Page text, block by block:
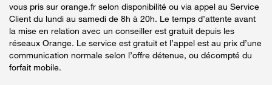
vous pris sur orange.fr selon disponibilité ou via appel au Service
Client du lundi au samedi de 8h à 20h. Le temps d’attente avant
la mise en relation avec un conseiller est gratuit depuis les
réseaux Orange. Le service est gratuit et l’appel est au prix d’une
communication normale selon l’offre détenue, ou décompté du
forfait mobile.